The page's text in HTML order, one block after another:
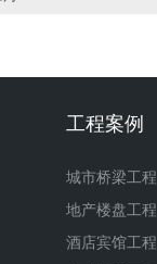
工程案例
城市桥梁工程
地产楼盘工程
酒店宾馆工程